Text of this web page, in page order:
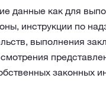
данные как для
инструкции по
выполнения
законных